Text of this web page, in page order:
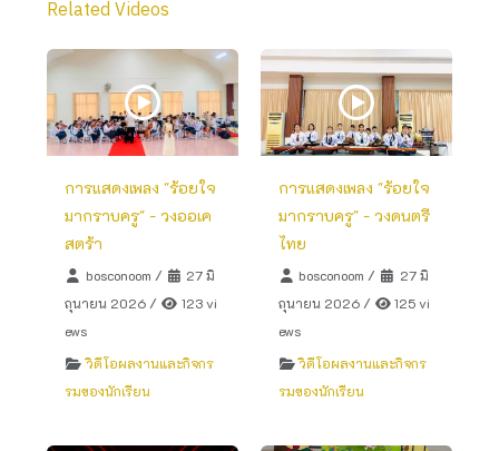
Related Videos
การแสดงเพลง "ร้อยใจ
มากราบครู" - วงออเค
สตร้า
bosconoom /
27 มิ
ถุนายน 2026 /
123 vi
ews
วิดีโอผลงานและกิจกร
รมของนักเรียน
การแสดงเพลง "ร้อยใจ
มากราบครู" - วงดนตรี
ไทย
bosconoom /
27 มิ
ถุนายน 2026/
125 vi
ews
วิดีโอผลงานและกิจกร
รมของนักเรียน